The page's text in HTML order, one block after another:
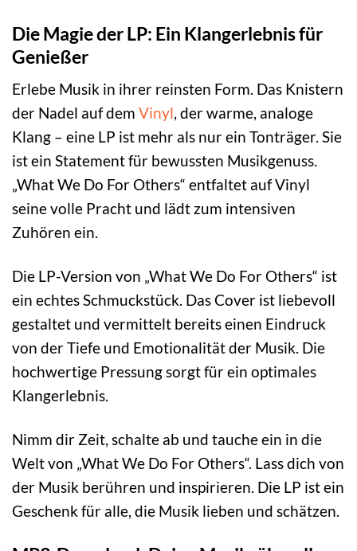
Die Magie der LP: Ein Klangerlebnis für
Genießer
Erlebe Musik in ihrer reinsten Form. Das Knistern
der Nadel auf dem Vinyl, der warme, analoge
Klang – eine LP ist mehr als nur ein Tonträger. Sie
ist ein Statement für bewussten Musikgenuss.
„What We Do For Others“ entfaltet auf Vinyl
seine volle Pracht und lädt zum intensiven
Zuhören ein.
Die LP-Version von „What We Do For Others“ ist
ein echtes Schmuckstück. Das Cover ist liebevoll
gestaltet und vermittelt bereits einen Eindruck
von der Tiefe und Emotionalität der Musik. Die
hochwertige Pressung sorgt für ein optimales
Klangerlebnis.
Nimm dir Zeit, schalte ab und tauche ein in die
Welt von „What We Do For Others“. Lass dich von
der Musik berühren und inspirieren. Die LP ist ein
Geschenk für alle, die Musik lieben und schätzen.